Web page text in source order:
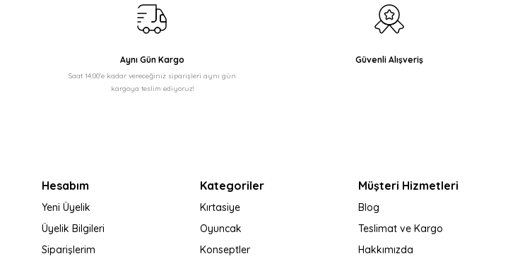
Aynı Gün Kargo
Saat 14:00'e kadar vereceğiniz siparişleri aynı gün
kargoya teslim ediyoruz!
Güvenli Alışveriş
Hesabım
Yeni Üyelik
Üyelik Bilgileri
Siparişlerim
Kategoriler
Kırtasiye
Oyuncak
Konseptler
Müşteri Hizmetleri
Blog
Teslimat ve Kargo
Hakkımızda